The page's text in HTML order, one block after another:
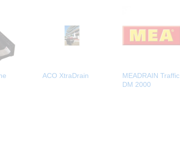
ACO XtraDrain
MEADRAIN Traffic
DM 2000